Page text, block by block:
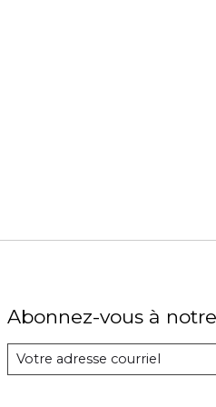
Abonnez-vous à